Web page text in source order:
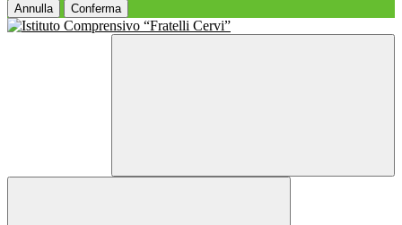
Annulla Conferma